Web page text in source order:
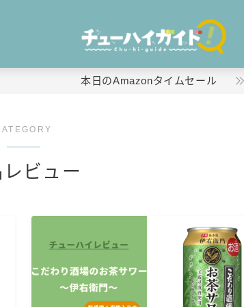
ホーム
特集！
商品レビュー
キリン
氷結
本日のAmazonタイムセール
ビュー